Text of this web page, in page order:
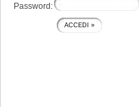
Password: